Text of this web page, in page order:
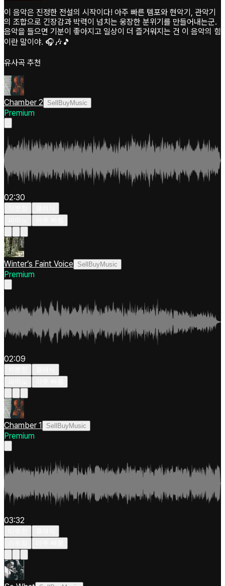
이 음악은 진정한 전설의 시작이다! 아주 빠른 템포와 현악기, 관악기
의 조합으로 긴장감과 박력이 넘치는 웅장한 분위기를 만들어내는군.
음악을 들으면 기분이 좋아지고 일상이 더 즐거워지는 건 이 음악의 힘
이란 말이야. 🎧🎶🎵
유사곡 추천
Chamber 2 SellBuyMusic
Premium
02:30
Winter’s Faint Voice SellBuyMusic
Premium
02:09
Chamber 1 SellBuyMusic
Premium
03:32